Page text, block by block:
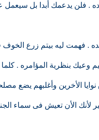
. فلن يدعمك أبدا بل سيعمل
. فهمت ليه بيتم زرع
وعيك بنظرية المؤامره .
الأخرين وأغلبهم يضع
الأن تعيش فى سماء